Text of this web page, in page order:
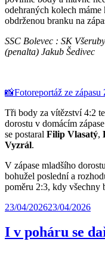
odehraných kolech máme
obdrženou branku na
SSC Bolevec : SK
(penalta) Jakub Šedivec
📸Fotoreportáž ze
Tři body za vítězství 4:2
dorostu v domácím
se postaral Filip Vlasatý,
Vyzrál.
V zápase mladšího
bohužel poslední a
poměru 2:3, kdy všechny
23/04/202623/04/2026
I v poháru se